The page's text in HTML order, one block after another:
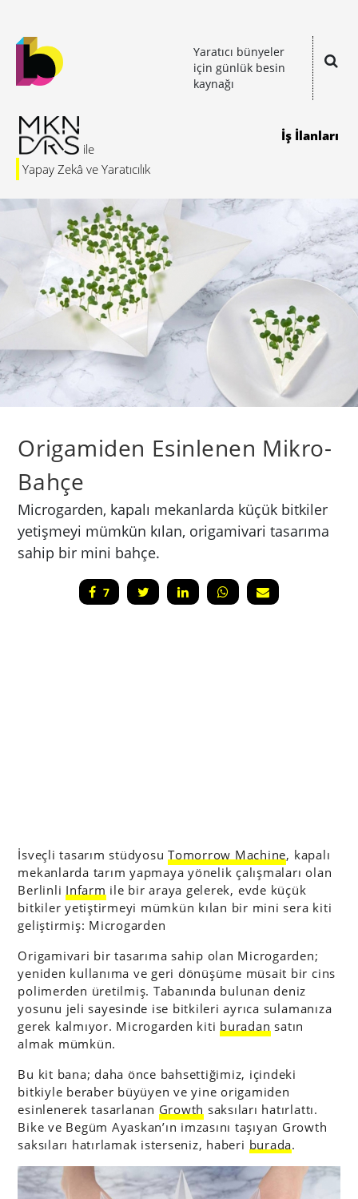
Yaratıcı bünyeler
için günlük besin
kaynağı
Yapay Zekâ ve Yaratıcılık
İş İlanları
​Origamiden Esinlenen Mikro-
Bahçe
Microgarden, kapalı mekanlarda küçük bitkiler
yetişmeyi mümkün kılan, origamivari tasarıma
sahip bir mini bahçe.
7
İsveçli tasarım stüdyosuTomorrow Machine, kapalı
mekanlarda tarım yapmaya yönelik çalışmaları olan
Berlinli Infarm ile bir araya gelerek, evde küçük
bitkiler yetiştirmeyi mümkün kılan bir mini sera kiti
geliştirmiş: Microgarden
Origamivari bir tasarıma sahip olan Microgarden;
yeniden kullanıma ve geri dönüşüme müsait bir cins
polimerden üretilmiş. Tabanında bulunan deniz
yosunu jeli sayesinde ise bitkileri ayrıca sulamanıza
gerek kalmıyor. Microgarden kiti buradan satın
almak mümkün.
Bu kit bana; daha önce bahsettiğimiz, içindeki
bitkiyle beraber büyüyen ve yine origamiden
esinlenerek tasarlanan Growth saksıları hatırlattı.
Bike ve Begüm Ayaskan’ın imzasını taşıyan Growth
saksıları hatırlamak isterseniz, haberi burada.